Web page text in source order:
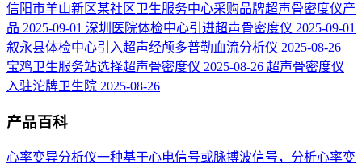
信阳市羊山新区某社区卫生服务中心采购品牌超声骨密度仪产
品 2025-09-01 深圳医院体检中心引进超声骨密度仪 2025-09-01
叙永县体检中心引入超声经颅多普勒血流分析仪 2025-08-26
宝鸡卫生服务站选择超声骨密度仪 2025-08-26 超声骨密度仪
入驻沱牌卫生院 2025-08-26
产品百科
心率变异分析仪一种基于心电信号或脉搏波信号，分析心率变